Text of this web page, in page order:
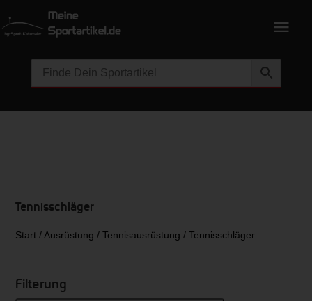
Tennisschläger
Start / Ausrüstung /Tennisausrüstung / Tennisschläger
Filterung